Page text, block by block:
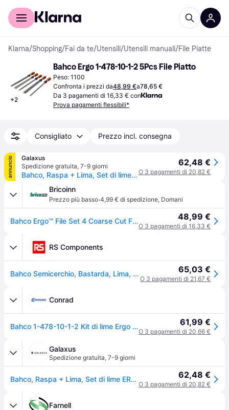
Per il tuo shopping
Klarna/Shopping/Fai da te/Utensili/Utensili manuali/File Piatte
+2
Bahco Ergo 1-478-10-1-2 5Pcs File Piatto
Peso: 1100
Confronta i prezzi da48,99 €a78,65 €
Da 3 pagamenti di 16,33 € con
Prova pagamenti flessibili*
Consigliato Prezzo incl. consegna
annuncio
Galaxus
Spedizione gratuita, 7-9 giorni
Bahco, Raspa + Lima, Set di lime ERGO, 4 x taglio bastardo/1 x semi-finitura 250 mm Set di 5 pezzi (Barra 1, Taglio 2, 250mm)
62,48 €
O 3 pagamenti di 20,82 €
Bricoinn
Prezzo più basso·4,99 € di spedizione, Domani
Bahco Ergo™ File Set 4 Coarse Cut Files 1 Interfine Chopped File 250 Mm 5 Units Arancione 48,99 €
O 3 pagamenti di 16,33 €
RS Components
Bahco Semicerchio, Bastarda, Lima, L. 250 mm, 5 pezzi 65,03 €
O 3 pagamenti di 21,67 €
Conrad
Bahco 1-478-10-1-2 Kit di lime Ergo 5 pz 250 mm taglio 1 e 2 1 pz. 61,99 €
O 3 pagamenti di 20,66 €
Galaxus
Spedizione gratuita, 7-9 giorni
Bahco, Raspa + Lima, Set di lime ERGO, 4 x taglio bastardo/1 x semi-finitura 250 mm Set di 5 pezzi (Barra 1, Taglio 2, 250mm) 62,48 €
O 3 pagamenti di 20,82 €
Farnell